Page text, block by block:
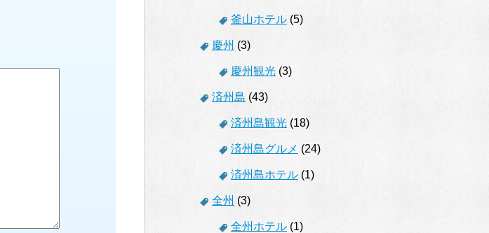
釜山ホテル (5)
慶州 (3)
慶州観光 (3)
済州島 (43)
済州島観光 (18)
済州島グルメ (24)
済州島ホテル (1)
全州 (3)
全州ホテル (1)